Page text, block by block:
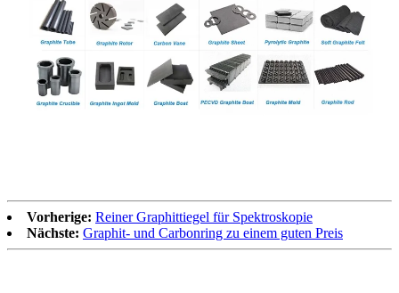
Vorherige: Reiner Graphittiegel für Spektroskopie
Nächste: Graphit- und Carbonring zu einem guten Preis